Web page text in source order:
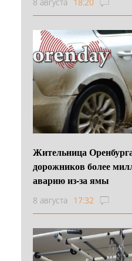
Жительница
дорожников более
аварию из-за ямы
8 августа 17:32